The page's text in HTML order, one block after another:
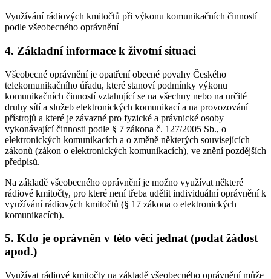
Využívání rádiových kmitočtů při výkonu komunikačních činností
podle všeobecného oprávnění
4. Základní informace k životní situaci
Všeobecné oprávnění je opatření obecné povahy Českého
telekomunikačního úřadu, které stanoví podmínky výkonu
komunikačních činností vztahující se na všechny nebo na určité
druhy sítí a služeb elektronických komunikací a na provozování
přístrojů a které je závazné pro fyzické a právnické osoby
vykonávající činnosti podle § 7 zákona č. 127/2005 Sb., o
elektronických komunikacích a o změně některých souvisejících
zákonů (zákon o elektronických komunikacích), ve znění pozdějších
předpisů.
Na základě všeobecného oprávnění je možno využívat některé
rádiové kmitočty, pro které není třeba udělit individuální oprávnění k
využívání rádiových kmitočtů (§ 17 zákona o elektronických
komunikacích).
5. Kdo je oprávněn v této věci jednat (podat žádost
apod.)
Využívat rádiové kmitočty na základě všeobecného oprávnění může